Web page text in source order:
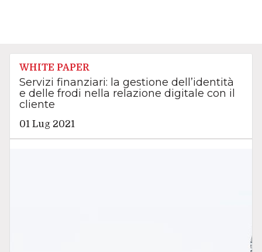
WHITE PAPER
Servizi finanziari: la gestione dell’identità
e delle frodi nella relazione digitale con il
cliente
01 Lug 2021